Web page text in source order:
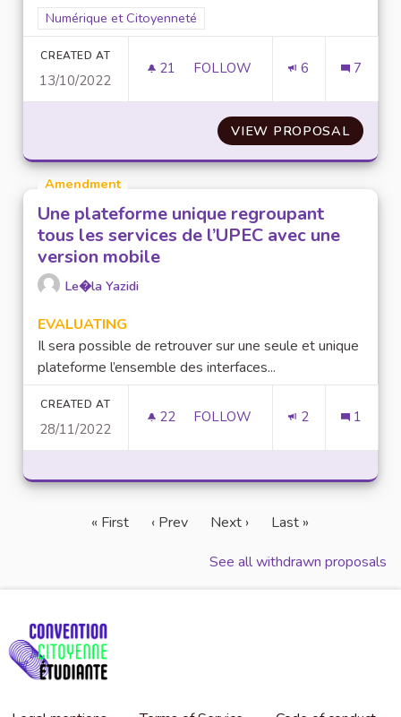
Filter results for scope: Numérique et Citoyenneté
Numérique et Citoyenneté
CREATED AT
13/10/2022
21 21 FOLLOWERS
FOLLOW 6 7
VIEW PROPOSAL
Amendment
Une plateforme unique regroupant
tous les services de l’UPEC avec une
version mobile
Le�la Yazidi
EVALUATING
Il sera possible de retrouver sur une seule et unique
plateforme l’ensemble des interfaces...
CREATED AT
28/11/2022
22 22 FOLLOWERS
FOLLOW 2 1
« First ‹ Prev Next ›
Last »
See all withdrawn proposals